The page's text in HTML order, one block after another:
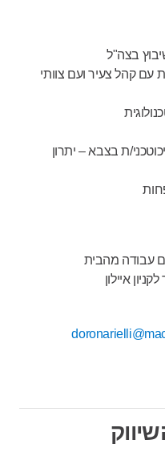
בצה"ל
עם קהל צעיר ועם צוותי
ת בצבא – יתרון
עבודה מהבית
איילון